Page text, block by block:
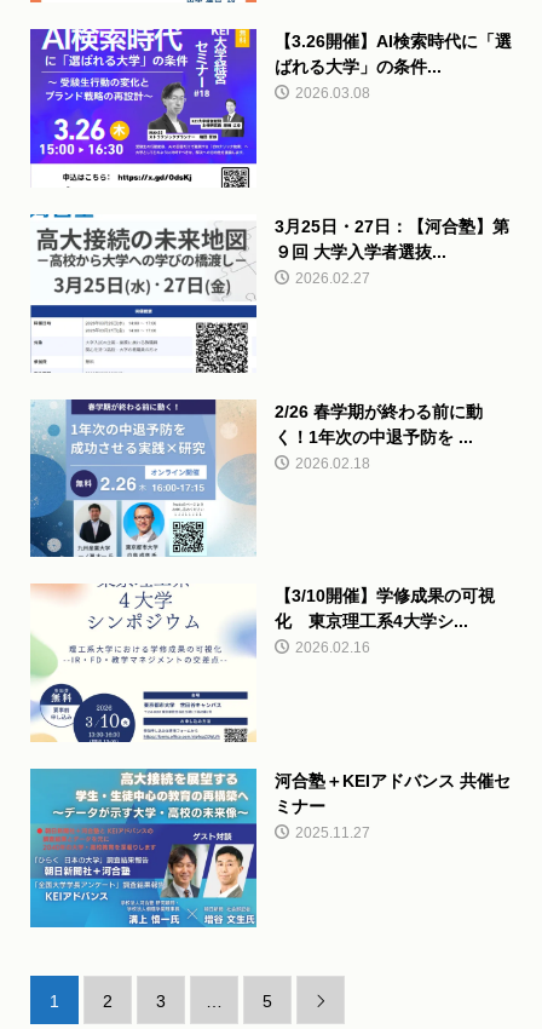
【3.26開催】AI検索時代に「選
ばれる大学」の条件...
2026.03.08
3月25日・27日：【河合塾】第
９回 大学入学者選抜...
2026.02.27
2/26 春学期が終わる前に動
く！1年次の中退予防を ...
2026.02.18
【3/10開催】学修成果の可視
化 東京理工系4大学シ...
2026.02.16
河合塾＋KEIアドバンス 共催セ
ミナー
2025.11.27
1 2 3 5 